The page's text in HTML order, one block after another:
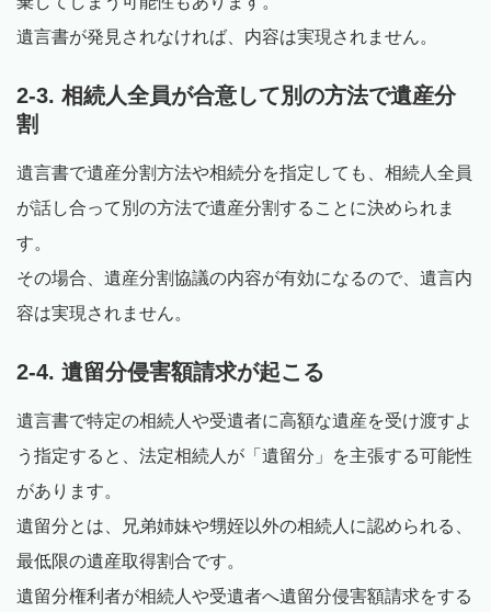
遺言書が発見されなければ、内容は実現されません。
2-3. 相続人全員が合意して別の方法で遺産分
割
遺言書で遺産分割方法や相続分を指定しても、相続人全員
が話し合って別の方法で遺産分割することに決められま
す。
その場合、遺産分割協議の内容が有効になるので、遺言内
容は実現されません。
2-4. 遺留分侵害額請求が起こる
遺言書で特定の相続人や受遺者に高額な遺産を受け渡すよ
う指定すると、法定相続人が「遺留分」を主張する可能性
があります。
遺留分とは、兄弟姉妹や甥姪以外の相続人に認められる、
最低限の遺産取得割合です。
遺留分権利者が相続人や受遺者へ遺留分侵害額請求をする